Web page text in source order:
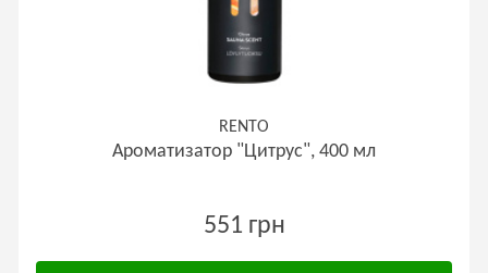
RENTO
Ароматизатор "Цитрус", 400 мл
551 грн